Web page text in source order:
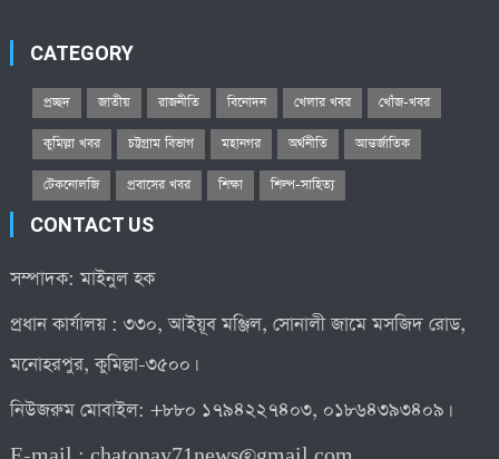
CATEGORY
প্রচ্ছদ জাতীয় রাজনীতি বিনোদন খেলার খবর খোঁজ-খবর
কুমিল্লা খবর চট্টগ্রাম বিভাগ মহানগর অর্থনীতি আন্তর্জাতিক
টেকনোলজি প্রবাসের খবর শিক্ষা শিল্প-সাহিত্য
CONTACT US
সম্পাদক: মাইনুল হক
প্রধান কার্যালয় : ৩৩০, আইয়ূব মঞ্জিল, সোনালী জামে মসজিদ রোড,
মনোহরপুর, কুমিল্লা-৩৫০০।
নিউজরুম মোবাইল: +৮৮০ ১৭৯৪২২৭৪০৩, ০১৮৬৪৩৯৩৪০৯।